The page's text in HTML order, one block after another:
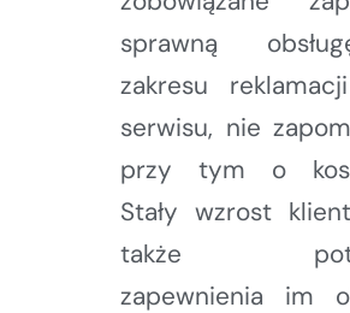
sprawną
zakresu
serwisu, nie
przy tym o
Stały wzrost
także
zapewnienia im